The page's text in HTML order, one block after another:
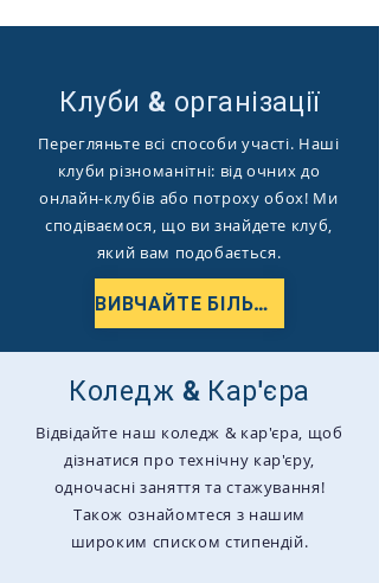
Клуби & організації
Перегляньте всі способи участі. Наші
клуби різноманітні: від очних до
онлайн-клубів або потроху обох!​ Ми
сподіваємося, що ви знайдете клуб,
який вам подобається.
ВИВЧАЙТЕ БІЛЬШЕ
Коледж & Кар'єра
Відвідайте наш коледж & кар'єра, щоб
дізнатися про технічну кар'єру,
одночасні заняття та стажування!
Також ознайомтеся з нашим
широким списком стипендій.